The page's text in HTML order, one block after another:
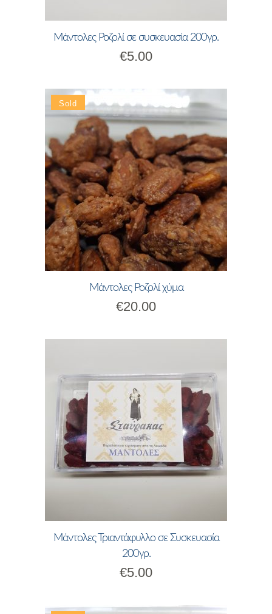
Μάντολες Ροζολί σε συσκευασία 200γρ.
€5.00
Μάντολες Ροζολί χύμα
€20.00
Μάντολες Τριαντάφυλλο σε Συσκευασία
200γρ.
€5.00